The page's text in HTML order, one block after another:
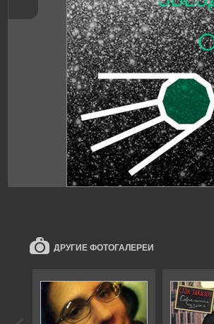
ДРУГИЕ ФОТОГАЛЕРЕИ